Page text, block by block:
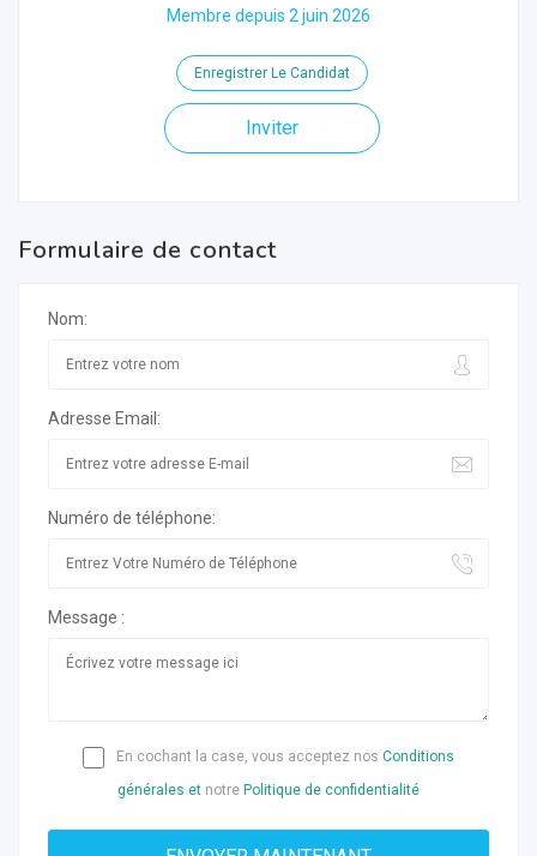
Membre depuis 2 juin 2026
Enregistrer Le Candidat
Inviter
Formulaire de contact
Nom:
Adresse Email:
Numéro de téléphone:
Message :
En cochant la case, vous acceptez nos Conditions
générales et notre Politique de confidentialité